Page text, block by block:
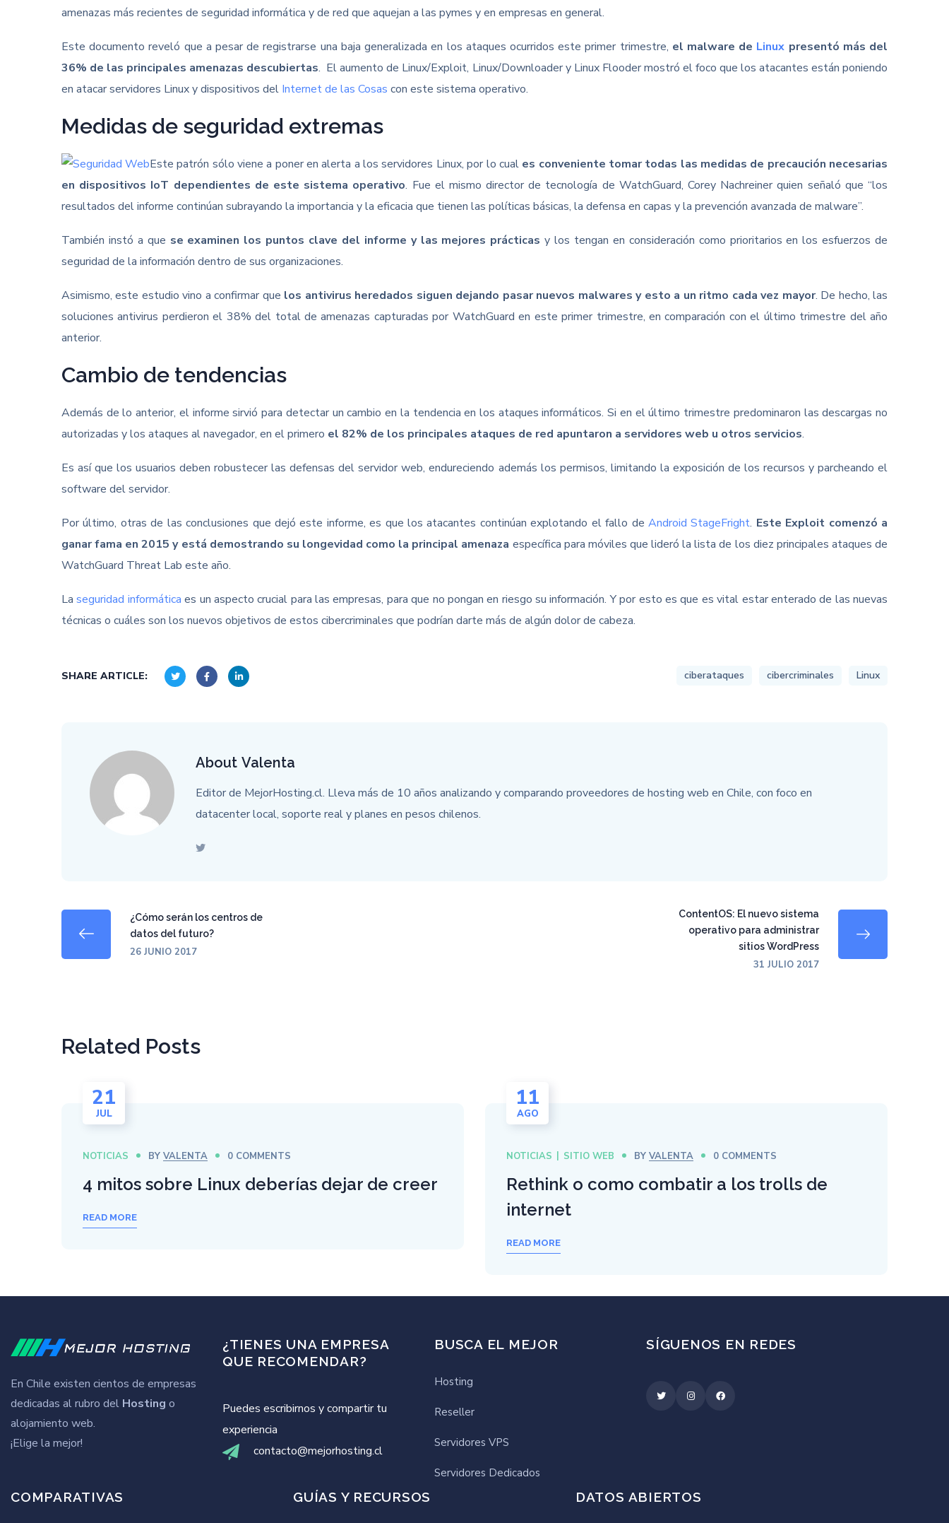
amenazas más recientes de seguridad informática y de red que aquejan a las pymes y en empresas en general.
Este documento reveló que a pesar de registrarse una baja generalizada en los ataques ocurridos este primer trimestre, el malware de Linux presentó más del
36% de las principales amenazas descubiertas. El aumento de Linux/Exploit, Linux/Downloader y Linux Flooder mostró el foco que los atacantes están poniendo
en atacar servidores Linux y dispositivos del Internet de las Cosas con este sistema operativo.
Medidas de seguridad extremas
Este patrón sólo viene a poner en alerta a los servidores Linux, por lo cual es conveniente tomar todas las medidas de precaución necesarias
en dispositivos IoT dependientes de este sistema operativo. Fue el mismo director de tecnología de WatchGuard, Corey Nachreiner quien señaló que “los
resultados del informe continúan subrayando la importancia y la eficacia que tienen las políticas básicas, la defensa en capas y la prevención avanzada de malware”.
También instó a que se examinen los puntos clave del informe y las mejores prácticas y los tengan en consideración como prioritarios en los esfuerzos de
seguridad de la información dentro de sus organizaciones.
Asimismo, este estudio vino a confirmar que los antivirus heredados siguen dejando pasar nuevos malwares y esto a un ritmo cada vez mayor. De hecho, las
soluciones antivirus perdieron el 38% del total de amenazas capturadas por WatchGuard en este primer trimestre, en comparación con el último trimestre del año
anterior.
Cambio de tendencias
Además de lo anterior, el informe sirvió para detectar un cambio en la tendencia en los ataques informáticos. Si en el último trimestre predominaron las descargas no
autorizadas y los ataques al navegador, en el primero el 82% de los principales ataques de red apuntaron a servidores web u otros servicios.
Es así que los usuarios deben robustecer las defensas del servidor web, endureciendo además los permisos, limitando la exposición de los recursos y parcheando el
software del servidor.
Por último, otras de las conclusiones que dejó este informe, es que los atacantes continúan explotando el fallo de Android StageFright. Este Exploit comenzó a
ganar fama en 2015 y está demostrando su longevidad como la principal amenaza específica para móviles que lideró la lista de los diez principales ataques de
WatchGuard Threat Lab este año.
Laseguridad informática es un aspecto crucial para las empresas, para que no pongan en riesgo su información. Y por esto es que es vital estar enterado de las nuevas
técnicas o cuáles son los nuevos objetivos de estos cibercriminales que podrían darte más de algún dolor de cabeza.
SHARE ARTICLE: ciberataques cibercriminales Linux
About Valenta
Editor de MejorHosting.cl. Lleva más de 10 años analizando y comparando proveedores de hosting web en Chile, con foco en
datacenter local, soporte real y planes en pesos chilenos.
¿Cómo serán los centros de
datos del futuro?
26 JUNIO 2017
ContentOS: El nuevo sistema
operativo para administrar
sitios WordPress
31 JULIO 2017
Related Posts
21
JUL
NOTICIAS BYVALENTA 0 COMMENTS
4 mitos sobre Linux deberías dejar de creer
READ MORE
11
AGO
NOTICIAS SITIO WEB BYVALENTA 0 COMMENTS
Rethink o como combatir a los trolls de
internet
READ MORE
En Chile existen cientos de empresas
dedicadas al rubro del Hosting o
alojamiento web.
¡Elige la mejor!
¿TIENES UNA EMPRESA
QUE RECOMENDAR?
Puedes escribirnos y compartir tu
experiencia
contacto@mejorhosting.cl
BUSCA EL MEJOR
Hosting
Reseller
Servidores VPS
Servidores Dedicados
SÍGUENOS EN REDES
COMPARATIVAS GUÍAS Y RECURSOS DATOS ABIERTOS